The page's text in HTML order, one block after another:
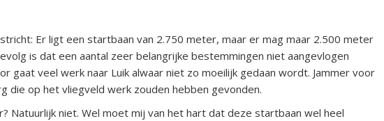
Er ligt een startbaan van 2.750 meter, maar er mag maar 2.500 meter
is dat een aantal zeer belangrijke bestemmingen niet aangevlogen
gaat veel werk naar Luik alwaar niet zo moeilijk gedaan wordt. Jammer voor
die op het vliegveld werk zouden hebben gevonden.
Natuurlijk niet. Wel moet mij van het hart dat deze startbaan wel heel